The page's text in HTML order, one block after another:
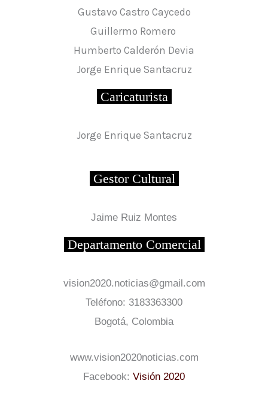
Gustavo Castro Caycedo
Guillermo Romero
Humberto Calderón Devia
Jorge Enrique Santacruz
Caricaturista
Jorge Enrique Santacruz
Gestor Cultural
Jaime Ruiz Montes
Departamento Comercial
vision2020.noticias@gmail.com
Teléfono: 3183363300
Bogotá, Colombia
www.vision2020noticias.com
Facebook: Visión 2020